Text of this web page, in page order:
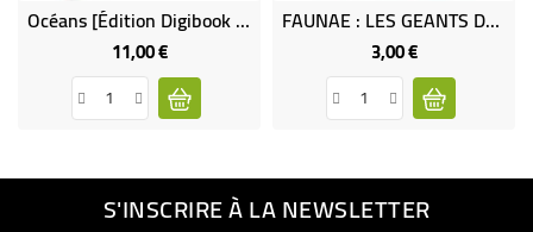
Océans [Édition Digibook Collector + Livret] (DVD Occasion)
11,00 €Prix
FAUNAE : LES GEANTS DE LA SAVANE
3,00 €Prix
S'INSCRIRE À LA NEWSLETTER